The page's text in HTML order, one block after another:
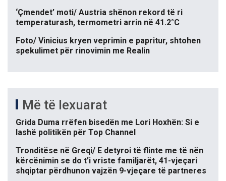
‘Çmendet’ moti/ Austria shënon rekord të ri
temperaturash, termometri arrin në 41.2°C
Foto/ Vinicius kryen veprimin e papritur, shtohen
spekulimet për rinovimin me Realin
Më të lexuarat
Grida Duma rrëfen bisedën me Lori Hoxhën: Si e
lashë politikën për Top Channel
Tronditëse në Greqi/ E detyroi të flinte me të nën
kërcënimin se do t’i vriste familjarët, 41-vjeçari
shqiptar përdhunon vajzën 9-vjeçare të partneres